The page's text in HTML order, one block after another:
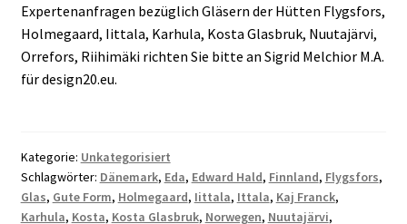
Expertenanfragen bezüglich Gläsern der Hütten Flygsfors,
Holmegaard, Iittala, Karhula, Kosta Glasbruk, Nuutajärvi,
Orrefors, Riihimäki richten Sie bitte an Sigrid Melchior M.A.
für design20.eu.
Kategorie: Unkategorisiert
Schlagwörter: Dänemark, Eda, Edward Hald, Finnland, Flygsfors,
Glas, Gute Form, Holmegaard, Iittala, Ittala, Kaj Franck,
Karhula, Kosta, Kosta Glasbruk, Norwegen, Nuutajärvi,